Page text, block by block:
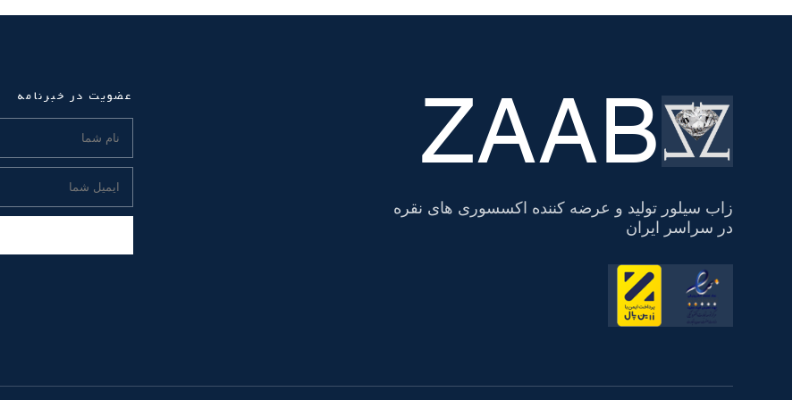
تسویه
حساب ZAAB
زاب سیلور تولید و عرضه کننده اکسسوری های نقره
در سراسر ایران
عضویت در خبرنامه